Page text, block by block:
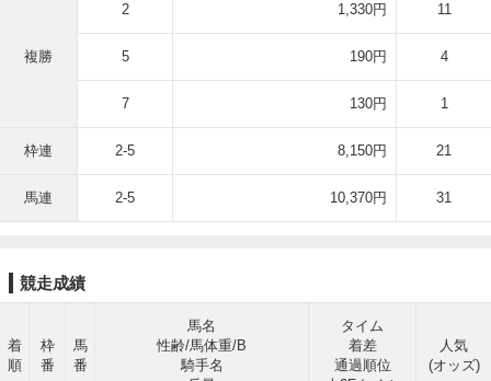
複勝
2 1,330円 11
5 190円 4
7 130円 1
枠連 2-5 8,150円 21
馬連 2-5 10,370円 31
競走成績
着
順
枠
番
馬
番
馬名
性齢/馬体重/B
騎手名
タイム
着差
通過順位
人気
(オッズ)